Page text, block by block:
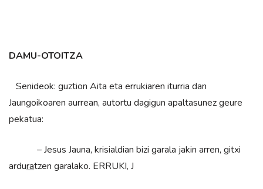
DAMU-OTOITZA
Senideok: guztion Aita eta errukiaren iturria dan
Jaungoikoaren aurrean, autortu dagigun apaltasunez geure
pekatua:
– Jesus Jauna, krisialdian bizi garala jakin arren, gitxi
arduratzen garalako. ERRUKI, J